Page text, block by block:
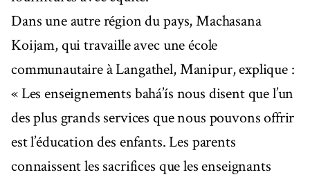
Dans une autre région du pays, Machasana
Koijam, qui travaille avec une école
communautaire à Langathel, Manipur, explique :
« Les enseignements bahá’ís nous disent que l’un
des plus grands services que nous pouvons offrir
est l’éducation des enfants. Les parents
connaissent les sacrifices que les enseignants